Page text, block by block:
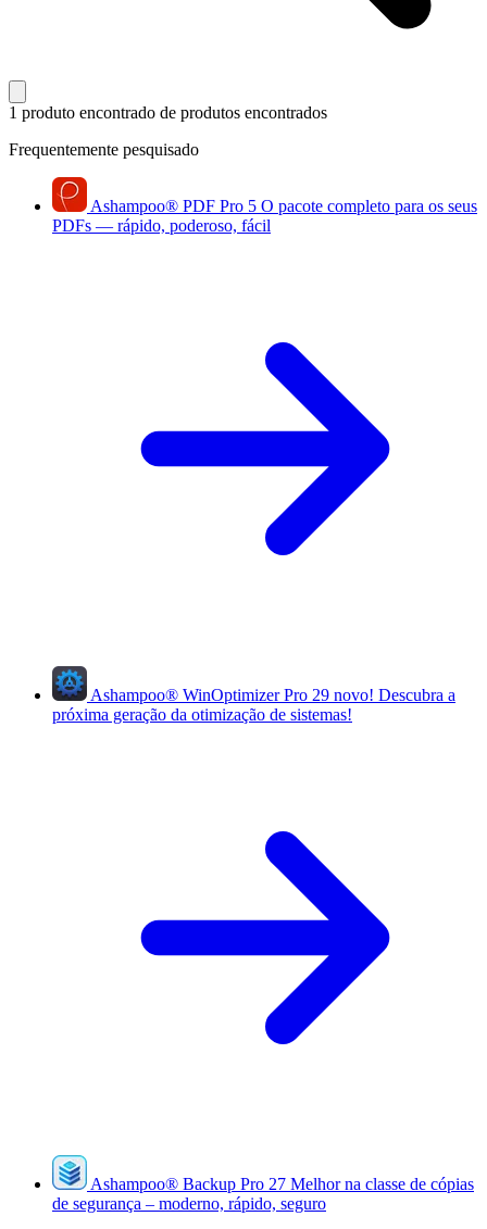
1 produto encontrado de produtos encontrados
Frequentemente pesquisado
Ashampoo® PDF Pro 5 O pacote completo para os seus
PDFs — rápido, poderoso, fácil
Ashampoo® WinOptimizer Pro 29 novo! Descubra a
próxima geração da otimização de sistemas!
Ashampoo® Backup Pro 27 Melhor na classe de cópias
de segurança – moderno, rápido, seguro